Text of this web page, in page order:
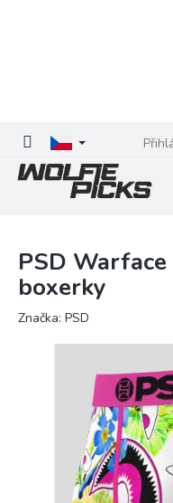
PSD
boxerky
Značka: PSD